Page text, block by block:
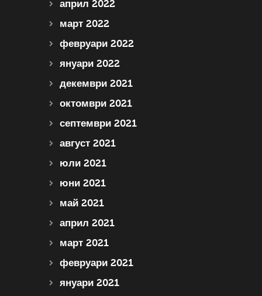
април 2022
март 2022
февруари 2022
януари 2022
декември 2021
октомври 2021
септември 2021
август 2021
юли 2021
юни 2021
май 2021
април 2021
март 2021
февруари 2021
януари 2021